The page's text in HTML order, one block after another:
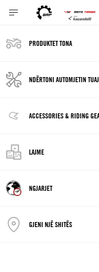
PRODUKTET TONA
NDËRTONI AUTOMJETIN TUAJ
ACCESSORIES & RIDING
LAJME
NGJARJET
GJENI NJË SHITËS
VOZITËS I GARAVE
GARUESI I VETËM
FULL-TIME NË
"Jam
mbështetjen e
është pjesë e ADN-
ndajmë këtë
bashku me
shofer nga
prodhues lokal të